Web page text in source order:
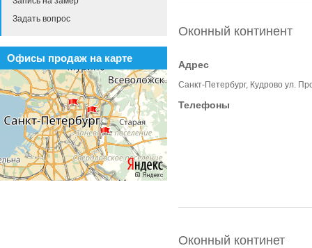
Оконный континент
Адрес
Санкт-Петербург, Кудрово ул.
Телефоны
Оконный континет
Задать вопрос
Офисы продаж на карте